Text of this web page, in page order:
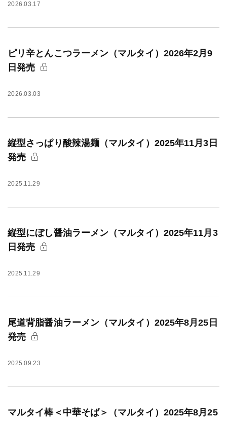
2026.03.17
ピリ辛とんこつラーメン（マルタイ）2026年2月9
日発売
2026.03.03
縦型さっぱり酸辣湯麺（マルタイ）2025年11月3日
発売
2025.11.29
縦型にぼし醤油ラーメン（マルタイ）2025年11月3
日発売
2025.11.29
尾道背脂醤油ラーメン（マルタイ）2025年8月25日
発売
2025.09.23
マルタイ棒＜中華そば＞（マルタイ）2025年8月25